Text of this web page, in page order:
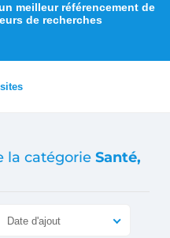
meilleur référencement de
de recherches
la catégorie Santé,
Date d'ajout